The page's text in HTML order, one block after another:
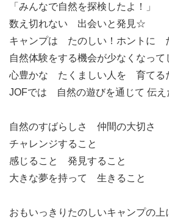
「みんなで自然を探検したよ！」
数え切れない 出会いと発見☆
キャンプは たのしい！ホントに
自然体験をする機会が少なくなっ
心豊かな たくましい人を 育てる
JOFでは 自然の遊びを通じて 伝え
自然のすばらしさ 仲間の大切さ
チャレンジすること
感じること 発見すること
大きな夢を持って 生きること
おもいっきりたのしいキャンプの上